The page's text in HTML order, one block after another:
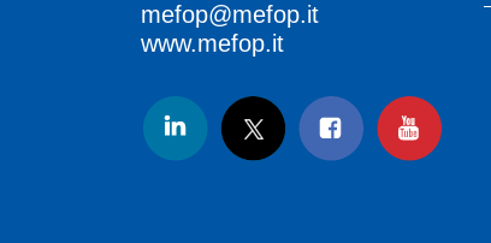
mefop@mefop.it
www.mefop.it